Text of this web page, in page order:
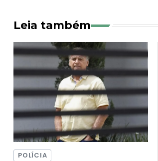
Leia também
POLÍCIA